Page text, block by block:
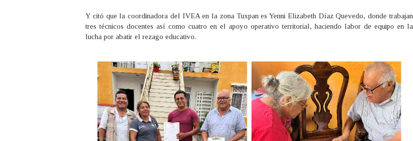
Y citó que la coordinadora del IVEA en la zona Tuxpan es Yenni Elizabeth Díaz Quevedo, donde trabajan
tres técnicos docentes así como cuatro en el apoyo operativo territorial, haciendo labor de equipo en la
lucha por abatir el rezago educativo.